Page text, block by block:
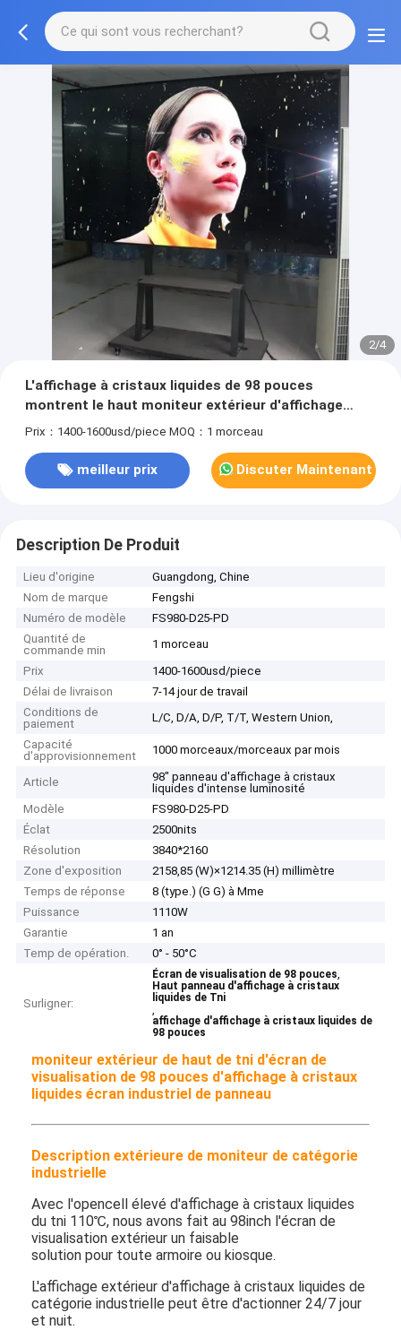
2/4
L'affichage à cristaux liquides de 98 pouces
montrent le haut moniteur extérieur d'affichage
d'écran de panneau de Tni
Prix：1400-1600usd/piece MOQ：1 morceau
meilleur prix Discuter Maintenant
Description De Produit
Lieu d'origine
Guangdong, Chine
Nom de marque
Fengshi
Numéro de modèle
FS980-D25-PD
Quantité de
commande min
1 morceau
Prix
1400-1600usd/piece
Délai de livraison
7-14 jour de travail
Conditions de
paiement
L/C, D/A, D/P, T/T, Western Union,
Capacité
d'approvisionnement
1000 morceaux/morceaux par mois
Article
98" panneau d'affichage à cristaux
liquides d'intense luminosité
Modèle
FS980-D25-PD
Éclat
2500nits
Résolution
3840*2160
Zone d'exposition
2158,85 (W)×1214.35 (H) millimètre
Temps de réponse
8 (type.) (G G) à Mme
Puissance
1110W
Garantie
1 an
Temp de opération.
0° - 50°C
Surligner:
Écran de visualisation de 98 pouces,
Haut panneau d'affichage à cristaux
liquides de Tni
,
affichage d'affichage à cristaux liquides de
98 pouces
moniteur extérieur de haut de tni d'écran de
visualisation de 98 pouces d'affichage à cristaux
liquides écran industriel de panneau
Description extérieure de moniteur de catégorie
industrielle
Avec l'opencell élevé d'affichage à cristaux liquides
du tni 110℃, nous avons fait au 98inch l'écran de
visualisation extérieur un faisable
solution pour toute armoire ou kiosque.
L'affichage extérieur d'affichage à cristaux liquides de
catégorie industrielle peut être d'actionner 24/7 jour
et nuit.